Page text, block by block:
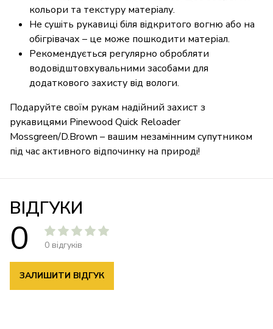
кольори та текстуру матеріалу.
Не сушіть рукавиці біля відкритого вогню або на
обігрівачах – це може пошкодити матеріал.
Рекомендується регулярно обробляти
водовідштовхувальними засобами для
додаткового захисту від вологи.
Подаруйте своїм рукам надійний захист з
рукавицями Pinewood Quick Reloader
Mossgreen/D.Brown – вашим незамінним супутником
під час активного відпочинку на природі!
ВІДГУКИ
0 0 відгуків
ЗАЛИШИТИ ВІДГУК